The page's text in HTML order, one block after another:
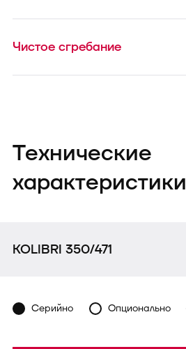
Чистое сгребание
Технические
характеристики
KOLIBRI 350/471
Серийно Опционально